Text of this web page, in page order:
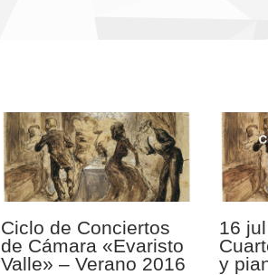
Ciclo de Conciertos
de Cámara «Evaristo
Valle» – Verano 2016
16
y